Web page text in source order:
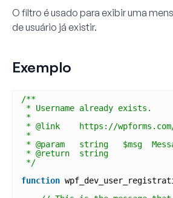
O filtro é usado para exibir uma
de usuário já existir.
Exemplo
/**
* Username already exists.
*
* @link    https://
*
* @param   string   $msg
* @return  string
*/
function